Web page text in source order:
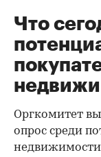
Что
Оргкомитет
опрос среди
недвижимости